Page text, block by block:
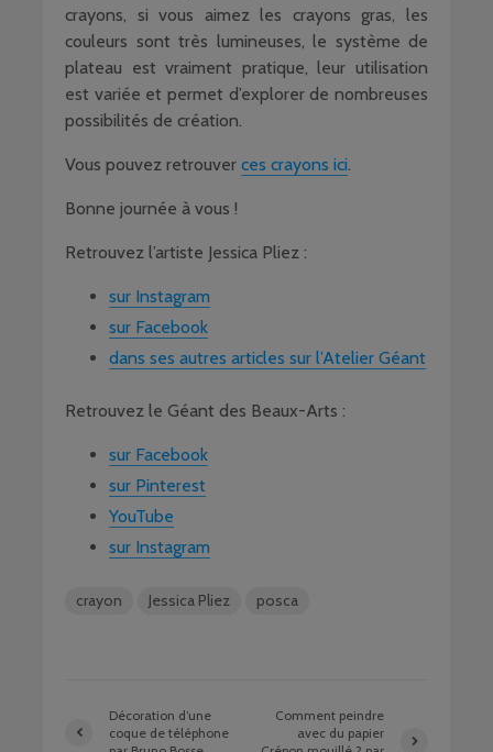
crayons, si vous aimez les crayons gras, les
couleurs sont très lumineuses, le système de
plateau est vraiment pratique, leur utilisation
est variée et permet d’explorer de nombreuses
possibilités de création.
Vous pouvez retrouver ces crayons ici.
Bonne journée à vous !
Retrouvez l’artiste Jessica Pliez :
sur Instagram
sur Facebook
dans ses autres articles sur l’Atelier Géant
Retrouvez le Géant des Beaux-Arts :
sur Facebook
sur Pinterest
YouTube
sur Instagram
crayon Jessica Pliez posca
Décoration d’une
coque de téléphone
Comment peindre
avec du papier